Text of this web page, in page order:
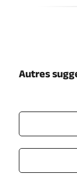
Autres